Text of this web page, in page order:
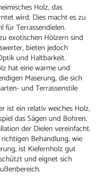
Holz, das
wird. Dies macht es zu
für Terrassendielen.
exotischen Hölzern sind
bieten jedoch
und Haltbarkeit.
hat eine warme und
Maserung, die sich
und Terrassenstile
ist ein relativ weiches Holz,
das Sägen und Bohren,
der Dielen vereinfacht.
Behandlung, wie
ist Kiefernholz gut
und eignet sich